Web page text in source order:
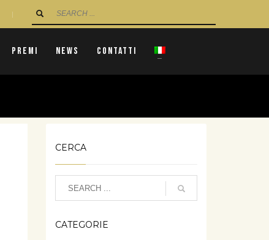
|
Premi News Contatti
CERCA
CATEGORIE